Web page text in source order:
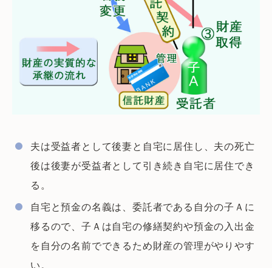
夫は受益者として後妻と自宅に居住し、夫の死亡
後は後妻が受益者として引き続き自宅に居住でき
る。
自宅と預金の名義は、委託者である自分の子Ａに
移るので、子Ａは自宅の修繕契約や預金の入出金
を自分の名前でできるため財産の管理がやりやす
い。